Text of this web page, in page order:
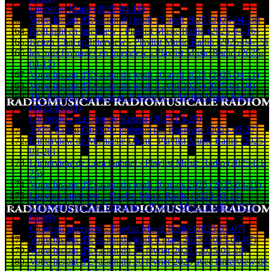
Interview Mano (2025-04-18)
Votre Instant d'Evasion du jeudi 17 avril 2025 (2025-04-18)
RedLight en Interview - Playlist Music Radio (2025-04-16)
Kenza Chal en Interview - Playlist Music Radio (2025-04-15)
les trois fromages en Interview - Playlist Music Radio (2025-
04-12)
Votre Instant d'Evasion du jeudi 10 avril 2025 (2025-04-11)
Votre Instant d'Evasion du jeudi 3 avril 2025 (2025-04-04)
The Frenchy Captains en Interview - Playlist Music Radio
(2025-03-30)
L'interview du Groupe Kosma (2025-03-29)
100% Pascal OBISPO présenté par Roselyne (2025-03-27)
L'interview de Michaelle Dioni - Playlist Music Radio (2025-
03-26)
L'interview de Lora Gabriel - Playlist Music Radio (2025-03-
25)
Votre Instant d'Evasion du jeudi 20 mars 2025 (2025-03-21)
Lexy en Interview - Playlist Music Radio (2025-03-13)
L'interview de Zoé Fottorino - Playlist Music Radio (2025-
03-09)
Clemt en interview - Playlist Music Radio (2025-03-07)
Votre Instant d'Evasion du jeudi 6 mars 2025 (2025-03-07)
Votre Instant d'Evasion du 27 février 2025 (2025-02-28)
Votre Instant d'Evasion du 20 février 2025 avec l'interview de